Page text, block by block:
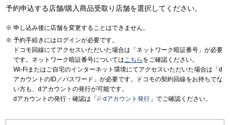
予約申込する店舗/購入商品受取り店舗を選択してください。
申し込み後に店舗を変更することはできません。
予約手続きにはログインが必要です。
ドコモ回線にてアクセスいただいた場合は「ネットワーク暗証番号」が必要
です。ネットワーク暗証番号についてはこちら をご確認ください。
Wi-Fiまたはご自宅のインターネット環境にてアクセスいただいた場合は「d
アカウントのID／パスワード」が必要です。ドコモの契約回線をお持ちでな
い方も、dアカウントの発行が可能です。
dアカウントの発行・確認は「
dアカウント発行 」でご確認ください。